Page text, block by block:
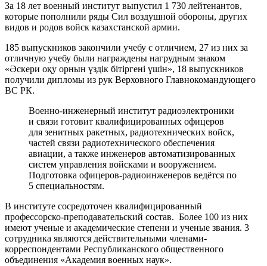
За 18 лет военный институт выпустил 1 730 лейтенантов,
которые пополнили ряды Сил воздушной обороны, других
видов и родов войск казахстанской армии.
185 выпускников закончили учебу с отличием, 27 из них за
отличную учебу были награждены нагрудным знаком
«Әскери оқу орнын үздік бітіргені үшін», 18 выпускников
получили дипломы из рук Верховного Главнокомандующего
ВС РК.
Военно-инженерный институт радиоэлектроники
и связи готовит квалифицированных офицеров
для зенитных ракетных, радиотехнических войск,
частей связи радиотехнического обеспечения
авиации, а также инженеров автоматизированных
систем управления войсками и вооружением.
Подготовка офицеров-радиоинженеров ведётся по
5 специальностям.
В институте сосредоточен квалифицированный
профессорско-преподавательский состав. Более 100 из них
имеют ученые и академические степени и ученые звания. 3
сотрудника являются действительными членами-
корреспондентами Республиканского общественного
объединения «Академия военных наук».